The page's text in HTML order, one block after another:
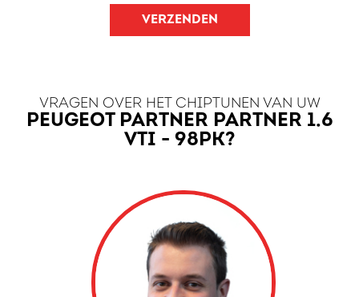
VERZENDEN
VRAGEN OVER HET CHIPTUNEN VAN UW
PEUGEOT PARTNER PARTNER 1.6
VTI - 98PK?